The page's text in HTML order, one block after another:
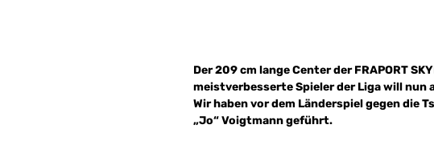
Der 209 cm lange Center der FRAPORT
meistverbesserte Spieler der Liga will nun
Wir haben vor dem Länderspiel gegen die
„Jo“ Voigtmann geführt.